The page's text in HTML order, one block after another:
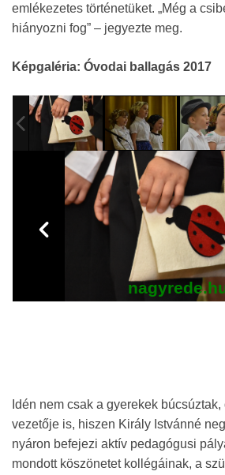
emlékezetes történetüket. „Még a
hiányozni fog” – jegyezte meg.
Képgaléria: Óvodai ballagás 2017
Idén nem csak a gyerekek
vezetője is, hiszen Király Istvánné
nyáron befejezi aktív pedagógusi
mondott köszönetet kollégáinak, a